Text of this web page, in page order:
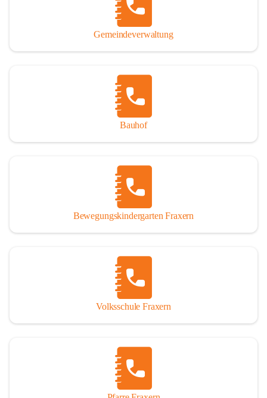
Gemeindeverwaltung
Bauhof
Bewegungskindergarten Fraxern
Volksschule Fraxern